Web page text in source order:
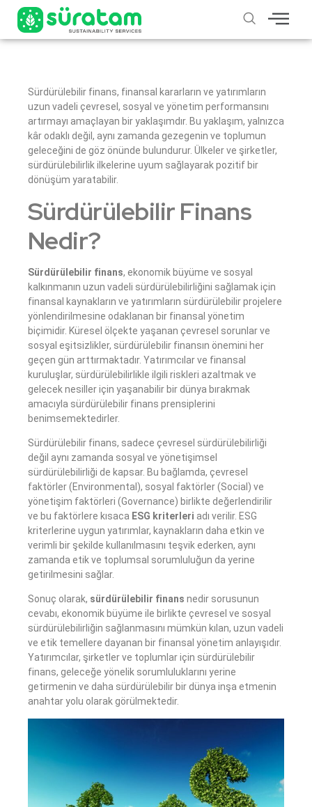
Sürdürülebilir finans, finansal kararların ve yatırımların
uzun vadeli çevresel, sosyal ve yönetim performansını
artırmayı amaçlayan bir yaklaşımdır. Bu yaklaşım, yalnızca
kâr odaklı değil, aynı zamanda gezegenin ve toplumun
geleceğini de göz önünde bulundurur. Ülkeler ve şirketler,
sürdürülebilirlik ilkelerine uyum sağlayarak pozitif bir
dönüşüm yaratabilir.
Sürdürülebilir Finans
Nedir?
Sürdürülebilir finans, ekonomik büyüme ve sosyal
kalkınmanın uzun vadeli sürdürülebilirliğini sağlamak için
finansal kaynakların ve yatırımların sürdürülebilir projelere
yönlendirilmesine odaklanan bir finansal yönetim
biçimidir. Küresel ölçekte yaşanan çevresel sorunlar ve
sosyal eşitsizlikler, sürdürülebilir finansın önemini her
geçen gün arttırmaktadır. Yatırımcılar ve finansal
kuruluşlar, sürdürülebilirlikle ilgili riskleri azaltmak ve
gelecek nesiller için yaşanabilir bir dünya bırakmak
amacıyla sürdürülebilir finans prensiplerini
benimsemektedirler.
Sürdürülebilir finans, sadece çevresel sürdürülebilirliği
değil aynı zamanda sosyal ve yönetişimsel
sürdürülebilirliği de kapsar. Bu bağlamda, çevresel
faktörler (Environmental), sosyal faktörler (Social) ve
yönetişim faktörleri (Governance) birlikte değerlendirilir
ve bu faktörlere kısaca ESG kriterleri adı verilir. ESG
kriterlerine uygun yatırımlar, kaynakların daha etkin ve
verimli bir şekilde kullanılmasını teşvik ederken, aynı
zamanda etik ve toplumsal sorumluluğun da yerine
getirilmesini sağlar.
Sonuç olarak, sürdürülebilir finans nedir sorusunun
cevabı, ekonomik büyüme ile birlikte çevresel ve sosyal
sürdürülebilirliğin sağlanmasını mümkün kılan, uzun vadeli
ve etik temellere dayanan bir finansal yönetim anlayışıdır.
Yatırımcılar, şirketler ve toplumlar için sürdürülebilir
finans, geleceğe yönelik sorumluluklarını yerine
getirmenin ve daha sürdürülebilir bir dünya inşa etmenin
anahtar yolu olarak görülmektedir.